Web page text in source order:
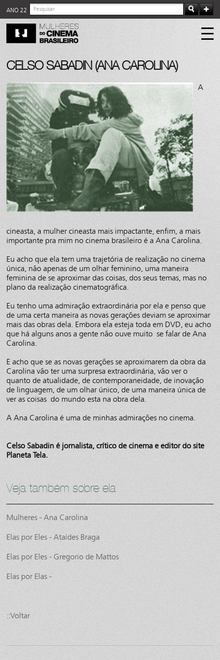
ANO 22
CELSO SABADIN (ANA CAROLINA)
A
cineasta, a mulher cineasta mais impactante, enfim, a mais
importante pra mim no cinema brasileiro é a Ana Carolina.
Eu acho que ela tem uma trajetória de realização no cinema
única, não apenas de um olhar feminino, uma maneira
feminina de se aproximar das coisas, dos seus temas, mas no
plano da realização cinematográfica.
Eu tenho uma admiração extraordinária por ela e penso que
de uma certa maneira as novas gerações deviam se aproximar
mais das obras dela. Embora ela esteja toda em DVD, eu acho
que há alguns anos a gente não ouve muito se falar de Ana
Carolina.
E acho que se as novas gerações se aproximarem da obra da
Carolina vão ter uma surpresa extraordinária, vão ver o
quanto de atualidade, de contemporaneidade, de inovação
de linguagem, de um olhar único, de uma maneira única de
ver as coisas do mundo esta na obra dela.
A Ana Carolina é uma de minhas admirações no cinema.
Celso Sabadin é jornalista, crítico de cinema e editor do site
Planeta Tela.
Veja também sobre ela
Mulheres - Ana Carolina
Elas por Eles - Ataídes Braga
Elas por Eles - Gregorio de Mattos
Elas por Elas -
::Voltar